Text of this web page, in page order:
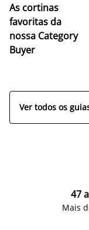
As cortinas
favoritas da
nossa Category
Buyer
Ver todos os
47
Mais